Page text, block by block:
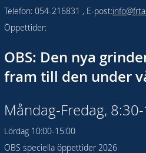
Telefon: 054-216831 , E-post:
Öppettider:
OBS: Den nya
fram till den under
Måndag-Fredag,
Lördag 10:00-15:00
OBS speciella öppettider 2026